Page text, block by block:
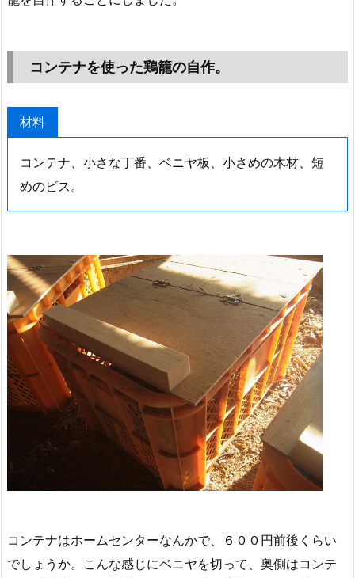
コンテナを使った鶏籠の自作。
材料
コンテナ、小さな丁番、ベニヤ板、小さめの木材、短
めのビス。
コンテナはホームセンターなんかで、６００円前後くらい
でしょうか。こんな感じにベニヤを切って、奥側はコンテ